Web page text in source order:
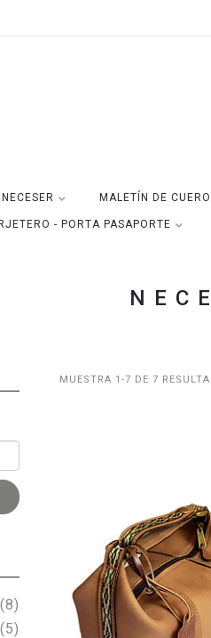
NECESER MALETÍN DE CUERO
- PORTA PASAPORTE
(8)
(5)
MUESTRA 1-7 DE 7